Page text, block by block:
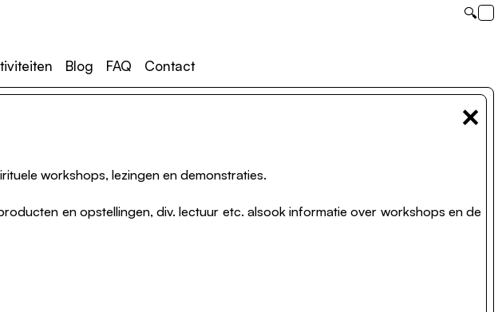
🔍
Blog FAQ Contact
×
workshops, lezingen en demonstraties.
en opstellingen, div. lectuur etc. alsook informatie over workshops en de